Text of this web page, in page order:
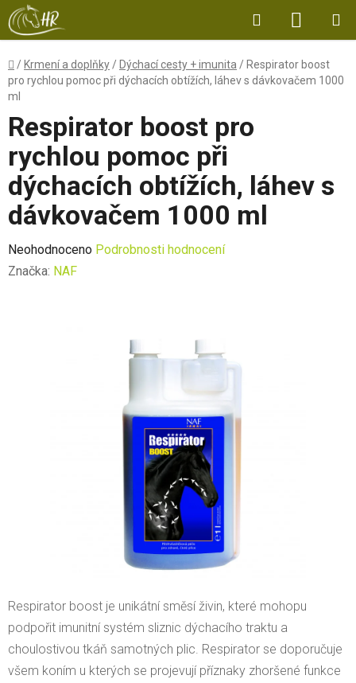
Přejít
na
obsah
Hledat
KOŠÍK
Domů
/ Krmení a doplňky / Dýchací cesty + imunita / Respirator boost
pro rychlou pomoc při dýchacích obtížích, láhev s dávkovačem 1000
ml
Respirator boost je unikátní směsí živin, které mohopu
podpořit imunitní systém sliznic dýchacího traktu a
choulostivou tkáň samotných plic. Respirator se doporučuje
všem koním u kterých se projevují příznaky zhoršené funkce
Respirator boost pro
rychlou pomoc při
dýchacích obtížích, láhev s
dávkovačem 1000 ml
Průměrné
hodnocení
Neohodnoceno Podrobnosti hodnocení
Značka: NAF